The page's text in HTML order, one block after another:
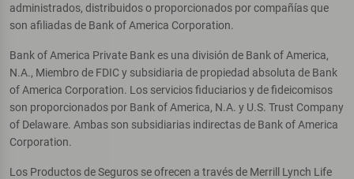
administrados, distribuidos o proporcionados por compañías que
son afiliadas de Bank of America Corporation.
Bank of America Private Bank es una división de Bank of America,
N.A., Miembro de FDIC y subsidiaria de propiedad absoluta de Bank
of America Corporation. Los servicios fiduciarios y de fideicomisos
son proporcionados por Bank of America, N.A. y U.S. Trust Company
of Delaware. Ambas son subsidiarias indirectas de Bank of America
Corporation.
Los Productos de Seguros se ofrecen a través de Merrill Lynch Life